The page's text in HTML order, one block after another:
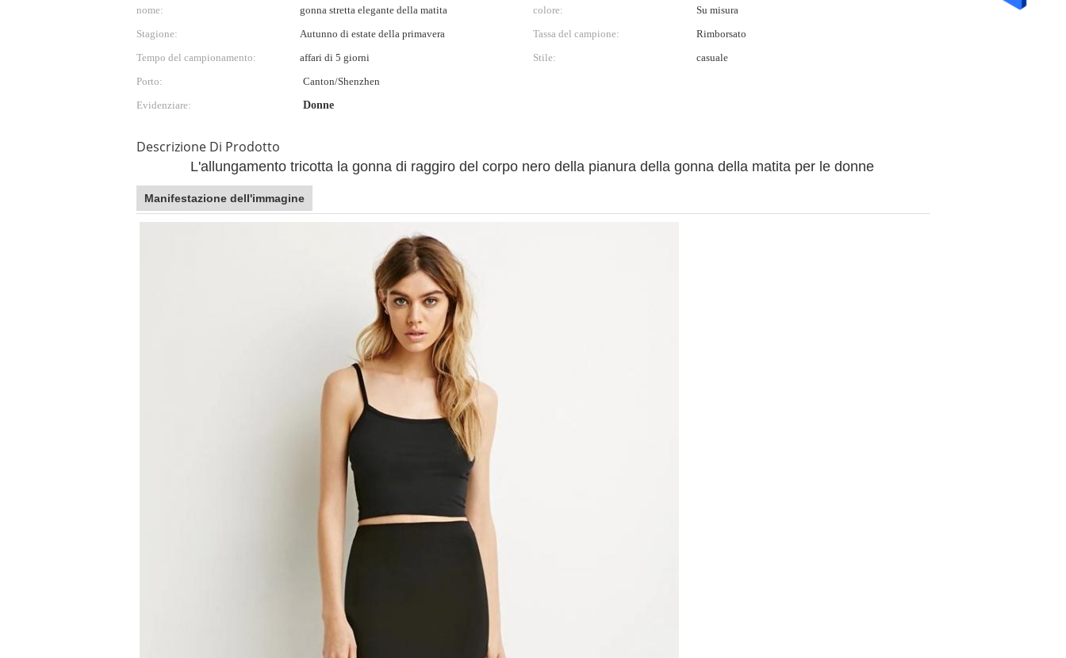
nome:
gonna stretta elegante della matita colore:
Su misura
Stagione:
Autunno di estate della primavera Tassa del campione:
Rimborsato
Tempo del campionamento:
affari di 5 giorni Stile:
casuale
Porto:
Canton/Shenzhen
Evidenziare:
Donne
Descrizione Di Prodotto
L'allungamento tricotta la gonna di raggiro del corpo nero della pianura della gonna della matita per le donne
Manifestazione dell'immagine